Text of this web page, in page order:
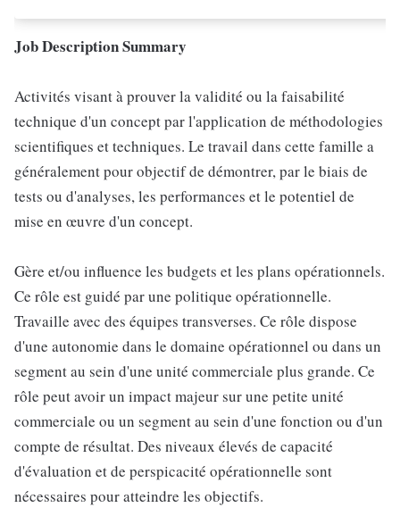
Job Description Summary
Activités visant à prouver la validité ou la faisabilité
technique d'un concept par l'application de méthodologies
scientifiques et techniques. Le travail dans cette famille a
généralement pour objectif de démontrer, par le biais de
tests ou d'analyses, les performances et le potentiel de
mise en œuvre d'un concept.
Gère et/ou influence les budgets et les plans opérationnels.
Ce rôle est guidé par une politique opérationnelle.
Travaille avec des équipes transverses. Ce rôle dispose
d'une autonomie dans le domaine opérationnel ou dans un
segment au sein d'une unité commerciale plus grande. Ce
rôle peut avoir un impact majeur sur une petite unité
commerciale ou un segment au sein d'une fonction ou d'un
compte de résultat. Des niveaux élevés de capacité
d'évaluation et de perspicacité opérationnelle sont
nécessaires pour atteindre les objectifs.